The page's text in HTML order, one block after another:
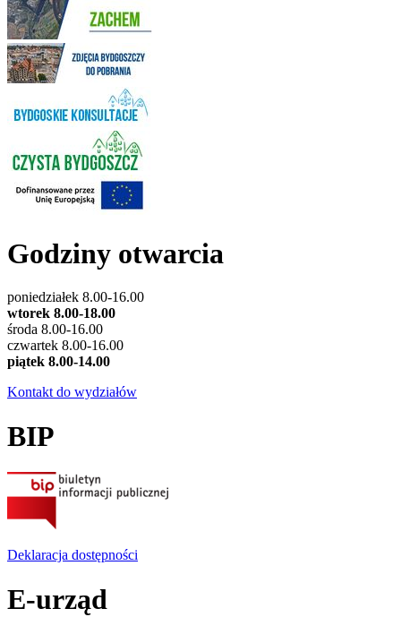
Godziny otwarcia
poniedziałek 8.00-16.00
wtorek 8.00-18.00
środa 8.00-16.00
czwartek 8.00-16.00
piątek 8.00-14.00
Kontakt do wydziałów
BIP
Deklaracja dostępności
E-urząd